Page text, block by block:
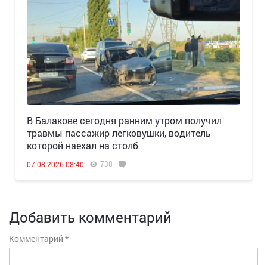
В Балакове сегодня ранним утром получил
травмы пассажир легковушки, водитель
которой наехал на столб
07.08.2026 08:40 738
Добавить комментарий
Комментарий *